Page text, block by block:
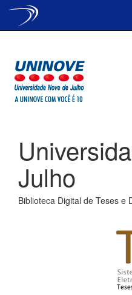
Julho
Biblioteca Digital de Teses e